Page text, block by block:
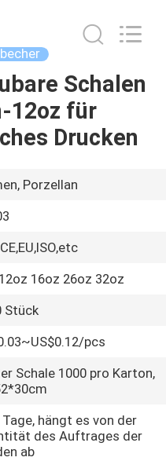
Schalen
12oz für
Drucken
Porzellan
16oz 26oz 32oz
Stück
pcs
Schale 1000 pro Karton,
Tage, hängt es von der
des Auftrages der
ab